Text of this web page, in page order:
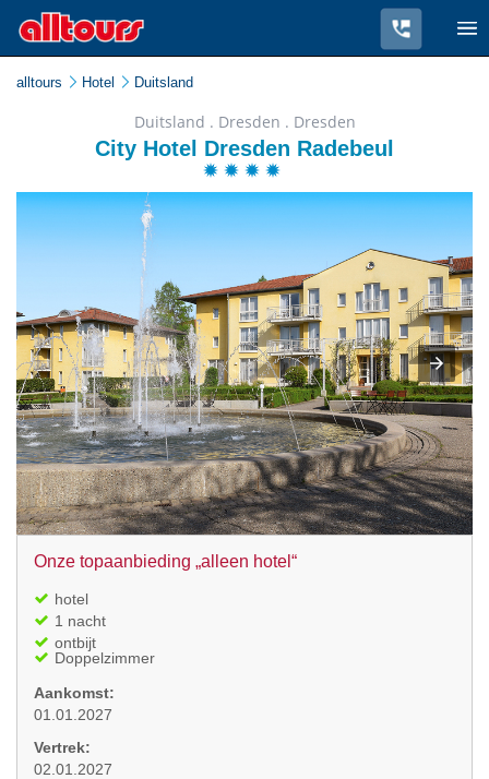
alltours Hotel Duitsland
Duitsland . Dresden . Dresden
City Hotel Dresden Radebeul
Onze topaanbieding „alleen hotel“
hotel
1 nacht
ontbijt
Doppelzimmer
Aankomst:
01.01.2027
Vertrek:
02.01.2027